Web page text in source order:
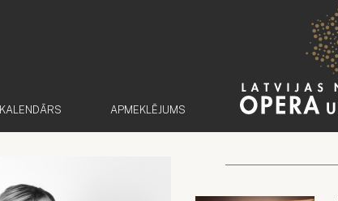
KALENDĀRS APMEKLĒJUMS